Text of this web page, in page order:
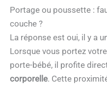
Portage ou poussette :
couche ?
La réponse est oui, il y a
Lorsque vous portez
porte-bébé, il profite
corporelle. Cette